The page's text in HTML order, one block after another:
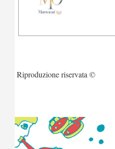
Riproduzione riservata ©